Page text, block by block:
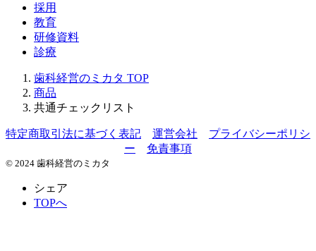
採用
教育
研修資料
診療
歯科経営のミカタ TOP
商品
共通チェックリスト
特定商取引法に基づく表記 運営会社
プライバシーポリシ
ー
免責事項
© 2024 歯科経営のミカタ
シェア
TOPへ